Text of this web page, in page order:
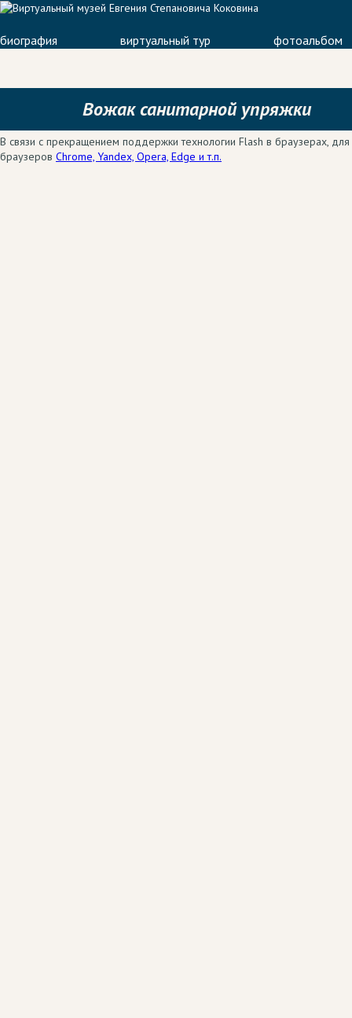
биография виртуальный тур фотоальбом
Вожак санитарной упряжки
В связи с прекращением поддержки технологии Flash в браузерах,
браузеров Chrome, Yandex, Opera, Edge и т.п.